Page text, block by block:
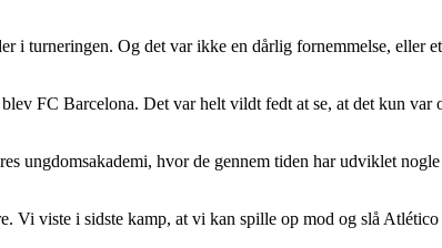
turneringen. Og det var ikke en dårlig fornemmelse, eller
FC Barcelona. Det var helt vildt fedt at se, at det kun
ungdomsakademi, hvor de gennem tiden har udviklet
viste i sidste kamp, at vi kan spille op mod og slå